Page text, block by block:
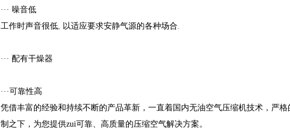
··· 噪音低
工作时声音很低, 以适应要求安静气源的各种场合.
··· 配有干燥器
···可靠性高
凭借丰富的经验和持续不断的产品革新，一直着国内无油空气压缩机技术，严
制之下，为您提供zui可靠、高质量的压缩空气解决方案。